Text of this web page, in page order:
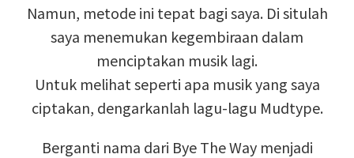
Namun, metode ini tepat bagi saya. Di situlah
saya menemukan kegembiraan dalam
menciptakan musik lagi.
Untuk melihat seperti apa musik yang saya
ciptakan, dengarkanlah lagu-lagu Mudtype.
Berganti nama dari Bye The Way menjadi